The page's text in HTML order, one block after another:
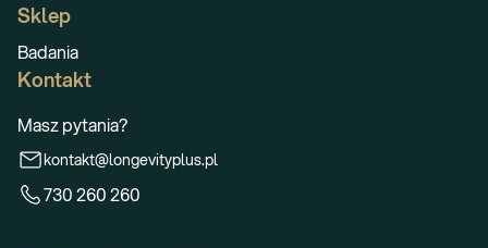
Sklep
Badania
Kontakt
Masz pytania?
kontakt@longevityplus.pl
730 260 260